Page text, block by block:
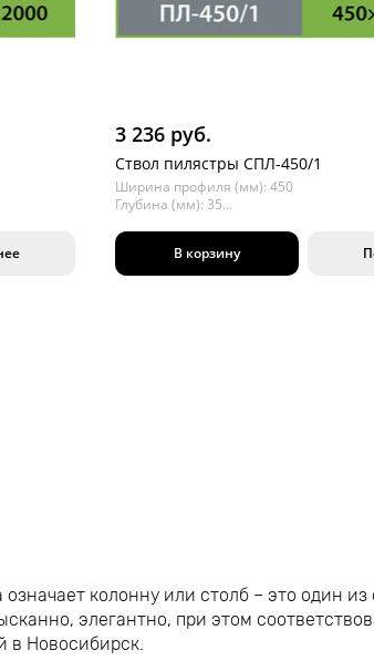
3 236 руб.
Ствол пилястры СПЛ-450/1
Ширина профиля (мм): 450
Глубина (мм): 35
В корзину
означает колонну или столб – это один
элегантно, при этом
в Новосибирск.